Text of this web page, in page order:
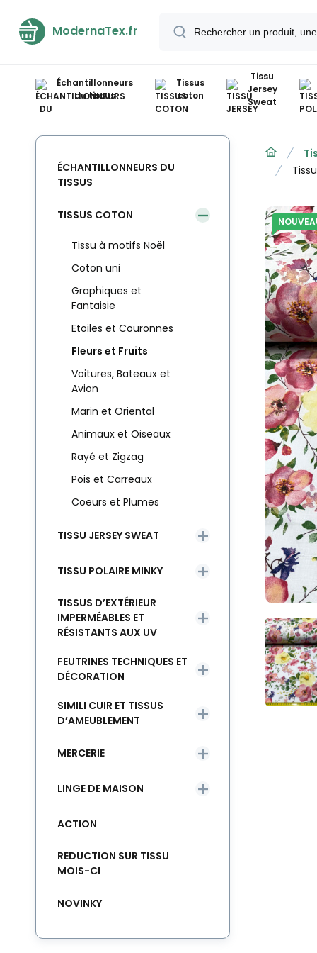
ModernaTex.fr
Échantillonneurs
du tissus
Tissus
coton
Tissu
Jersey
Sweat
ÉCHANTILLONNEURS DU
TISSUS
TISSUS COTON
Tissu à motifs Noël
Coton uni
Graphiques et
Fantaisie
Etoiles et Couronnes
Fleurs et Fruits
Voitures, Bateaux et
Avion
Marin et Oriental
Animaux et Oiseaux
Rayé et Zigzag
Pois et Carreaux
Coeurs et Plumes
TISSU JERSEY SWEAT
TISSU POLAIRE MINKY
TISSUS D’EXTÉRIEUR
IMPERMÉABLES ET
RÉSISTANTS AUX UV
FEUTRINES TECHNIQUES ET
DÉCORATION
SIMILI CUIR ET TISSUS
D’AMEUBLEMENT
MERCERIE
LINGE DE MAISON
ACTION
REDUCTION SUR TISSU
MOIS-CI
NOVINKY